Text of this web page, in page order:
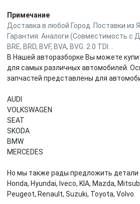
Примечание
Доставка в любой Город. Поставки из
Гарантия. Аналоги (Совместимость с
BRE, BRD, BVF, BVA, BVG. 2.0 TDI. .
В Нашей авторазборке Вы можете
для самых различных автомобилей.
запчастей представлены для
AUDI
VOLKSWAGEN
SEAT
SKODA
BMW
MERCEDES
Но мы также рады предложить детали
Honda, Hyundai, Iveco, KIA, Mazda,
Peugeot, Renault, Suzuki, Toyota, Volvo.